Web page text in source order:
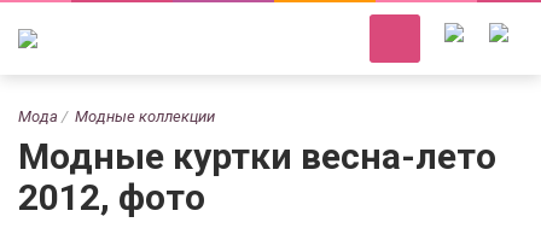
Мода Модные коллекции
Модные куртки весна-лето
2012, фото